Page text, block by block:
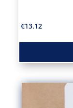
€13.12